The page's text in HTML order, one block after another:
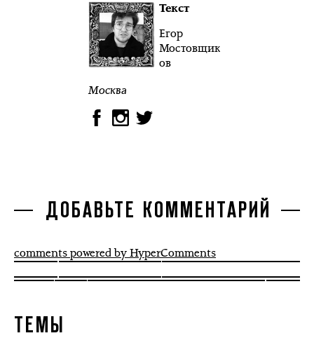
Текст
Егор
Мостовщик
ов
Москва
ДОБАВЬТЕ КОММЕНТАРИЙ
comments powered by HyperComments
ТЕМЫ